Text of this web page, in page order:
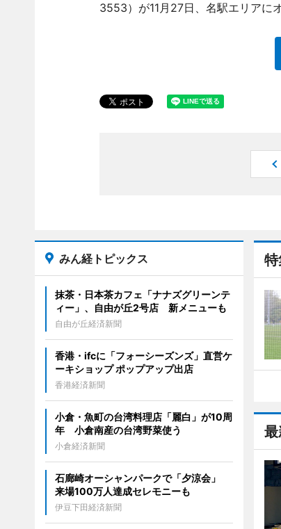
3553）が11月27日、名駅エリアに
みん経トピックス
抹茶・日本茶カフェ「ナナズグリーンテ
ィー」、自由が丘2号店 新メニューも
自由が丘経済新聞
香港・ifcに「フォーシーズンズ」直営ケ
ーキショップ ポップアップ出店
香港経済新聞
小倉・魚町の台湾料理店「麗白」が10周
年 小倉南産の台湾野菜使う
小倉経済新聞
石廊崎オーシャンパークで「夕涼会」
来場100万人達成セレモニーも
伊豆下田経済新聞